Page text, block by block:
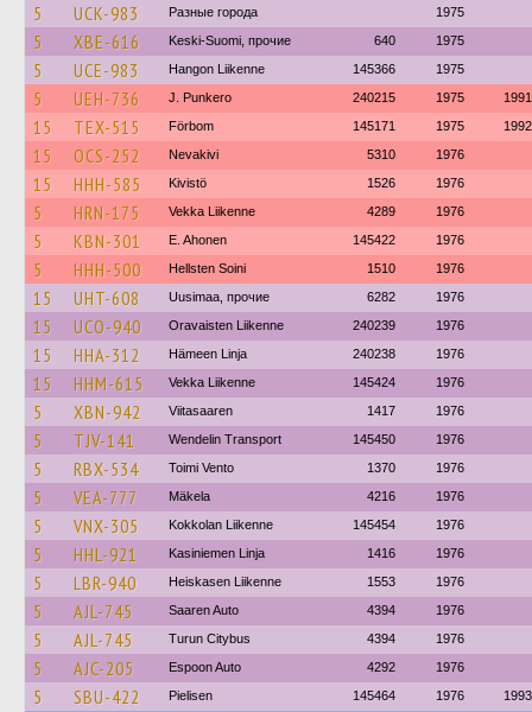
5 UCK-983 Разные города 1975
5 XBE-616 Keski-Suomi, прочие 640 1975
5 UCE-983 Hangon Liikenne 145366 1975
5 UEH-736 J. Punkero 240215 1975 1991
15 TEX-515 Förbom 145171 1975 1992
15 OCS-252 Nevakivi 5310 1976
15 HHH-585 Kivistö 1526 1976
5 HRN-175 Vekka Liikenne 4289 1976
5 KBN-301 E. Ahonen 145422 1976
5 HHH-500 Hellsten Soini 1510 1976
15 UHT-608 Uusimaa, прочие 6282 1976
15 UCO-940 Oravaisten Liikenne 240239 1976
15 HHA-312 Hämeen Linja 240238 1976
15 HHM-615 Vekka Liikenne 145424 1976
5 XBN-942 Viitasaaren 1417 1976
5 TJV-141 Wendelin Transport 145450 1976
5 RBX-534 Toimi Vento 1370 1976
5 VEA-777 Mäkela 4216 1976
5 VNX-305 Kokkolan Liikenne 145454 1976
5 HHL-921 Kasiniemen Linja 1416 1976
5 LBR-940 Heiskasen Liikenne 1553 1976
5 AJL-745 Saaren Auto 4394 1976
5 AJL-745 Turun Citybus 4394 1976
5 AJC-205 Espoon Auto 4292 1976
5 SBU-422 Pielisen 145464 1976 1993